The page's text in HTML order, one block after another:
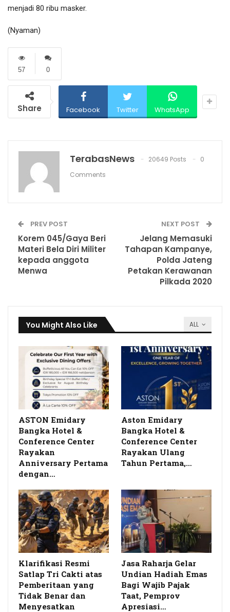
menjadi 80 ribu masker.
(Nyaman)
0
57
Share Facebook Twitter WhatsApp
TerabasNews 20649 Posts
0
Comments
PREV POST
Korem 045/Gaya Beri
Materi Bela Diri Militer
kepada anggota
Menwa
NEXT POST
Jelang Memasuki
Tahapan Kampanye,
Polda Jateng
Petakan Kerawanan
Pilkada 2020
ALL
You Might Also Like
ASTON Emidary
Bangka Hotel &
Conference Center
Rayakan
Anniversary Pertama
dengan…
Aston Emidary
Bangka Hotel &
Conference Center
Rayakan Ulang
Tahun Pertama,…
Klarifikasi Resmi
Satlap Tri Cakti atas
Pemberitaan yang
Tidak Benar dan
Menyesatkan
Jasa Raharja Gelar
Undian Hadiah Emas
Bagi Wajib Pajak
Taat, Pemprov
Apresiasi…